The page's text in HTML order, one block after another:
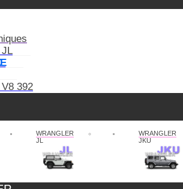
392
WRANGLER
JL
WRANGLER
JKU